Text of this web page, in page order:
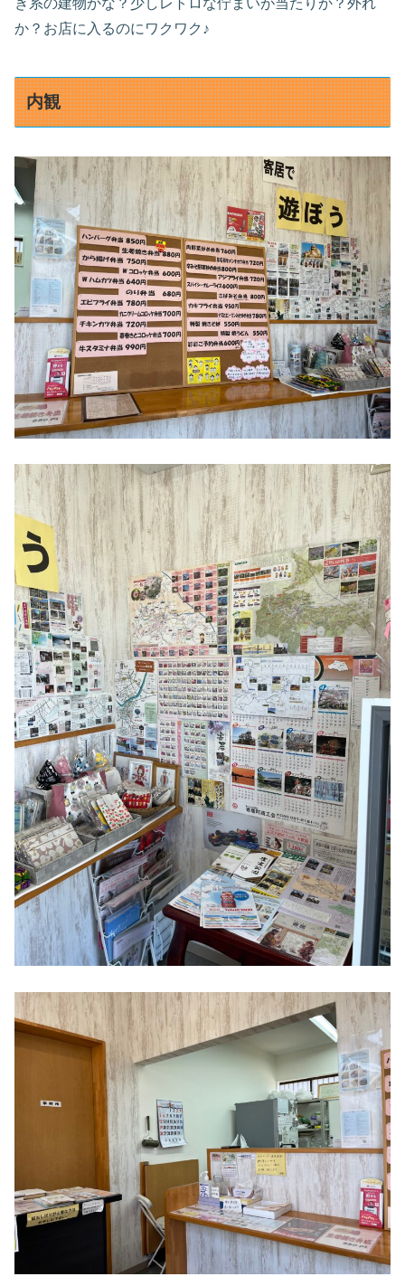
き系の建物かな？少しレトロな佇まいが当たりか？外れ
か？お店に入るのにワクワク♪
内観